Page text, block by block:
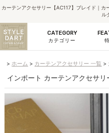
カーテンアクセサリー【AC117】ブレイド｜
ル
CATEGORY
カテゴリー
ホーム カーテンアクセサリー 一覧
インポート カーテンアクセサリ